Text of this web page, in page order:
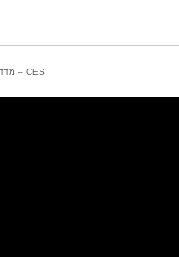
CES – מדד מאמץ הלקוחות